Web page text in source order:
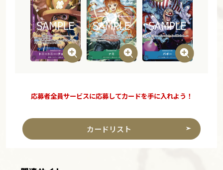
応募者全員サービスに応募してカードを手に入れよう！
カードリスト